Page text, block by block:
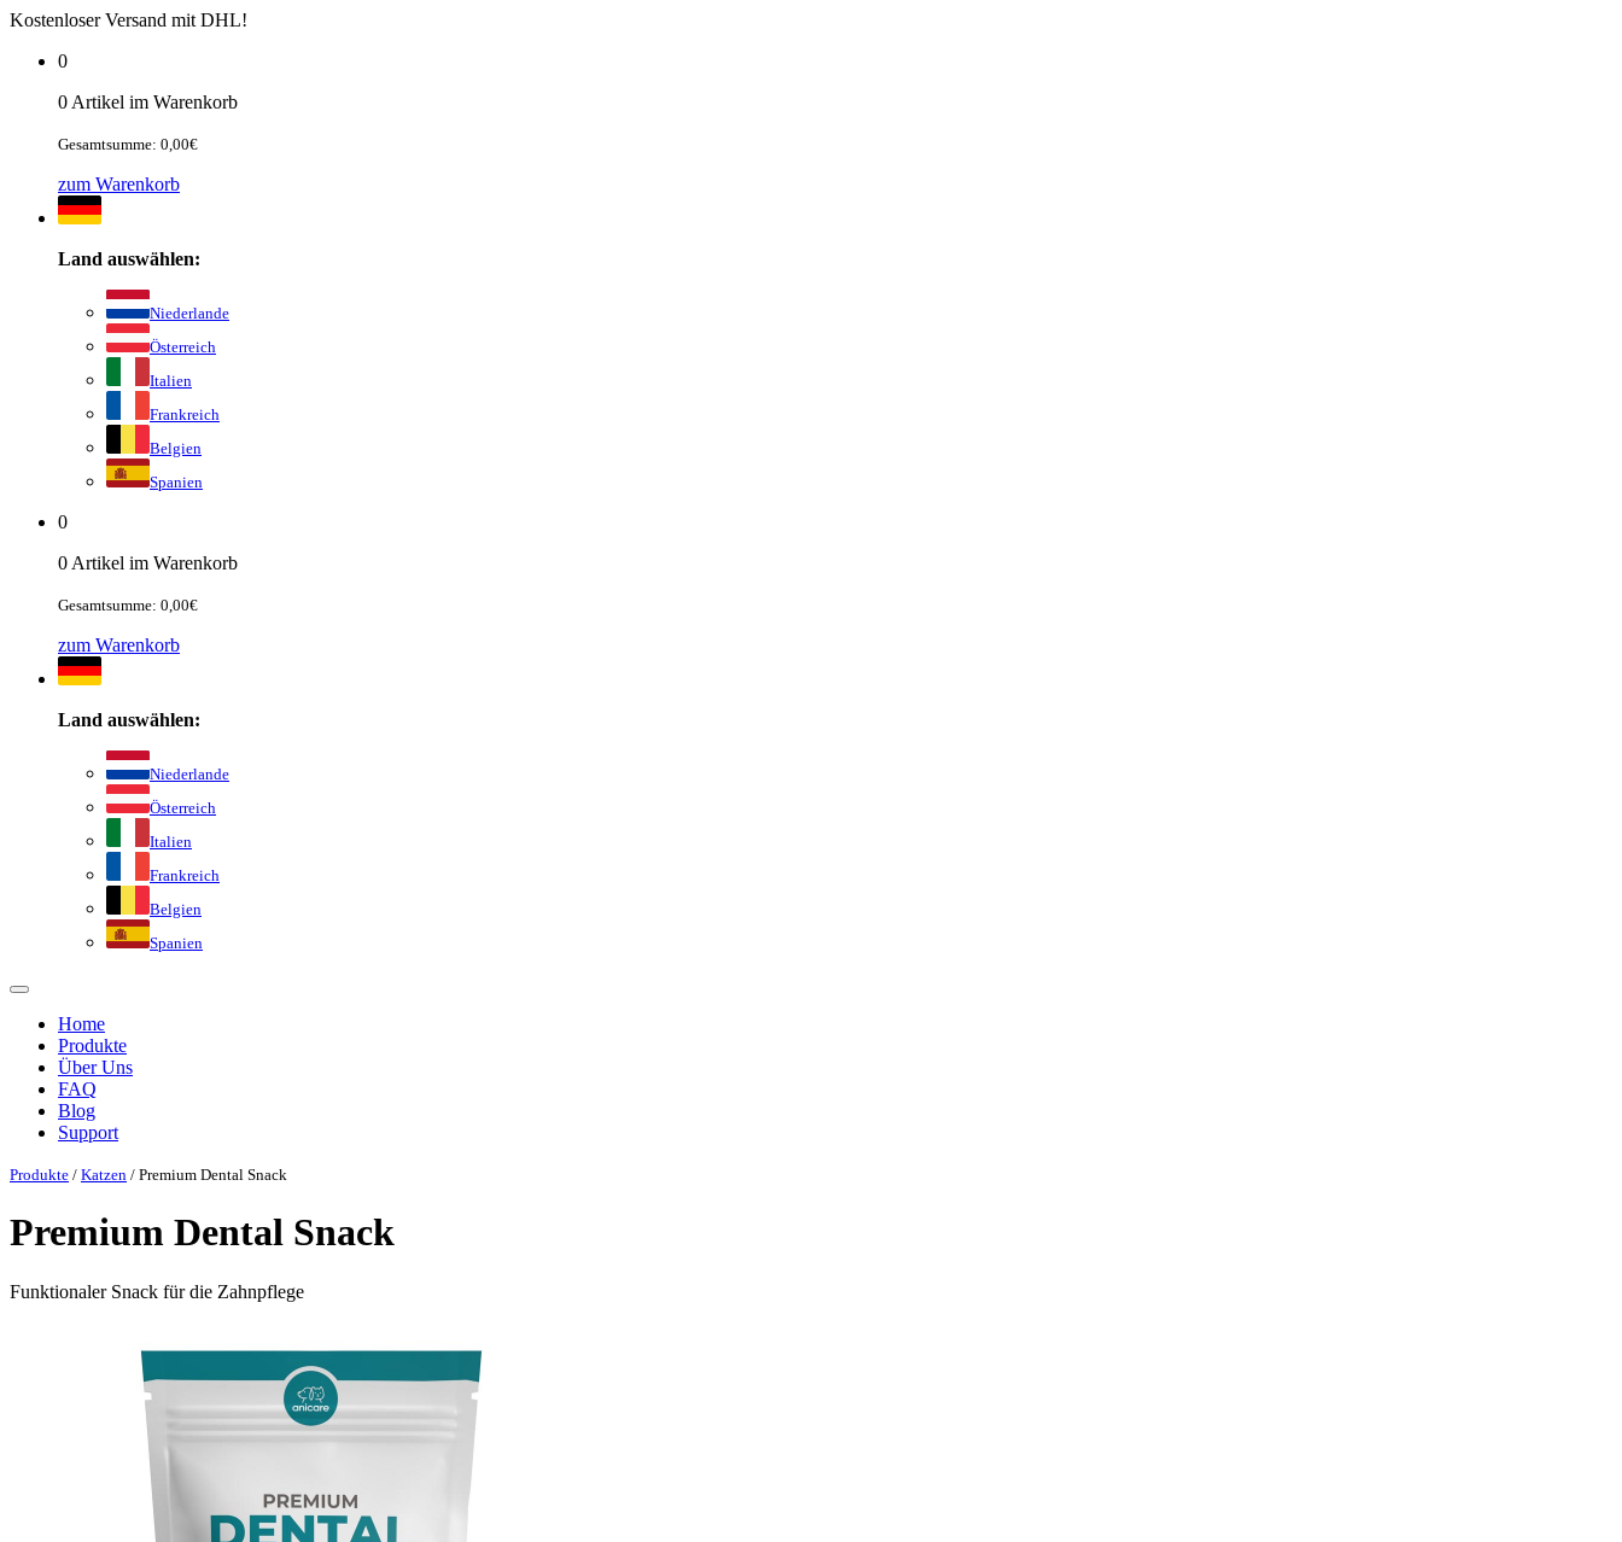
Kostenloser Versand mit DHL!
0
0 Artikel im Warenkorb
Gesamtsumme: 0,00€
zum Warenkorb
Land auswählen:
Niederlande
Österreich
Italien
Frankreich
Belgien
Spanien
0
0 Artikel im Warenkorb
Gesamtsumme: 0,00€
zum Warenkorb
Land auswählen:
Niederlande
Österreich
Italien
Frankreich
Belgien
Spanien
Home
Produkte
Über Uns
FAQ
Blog
Support
Produkte / Katzen / Premium Dental Snack
Premium Dental Snack
Funktionaler Snack für die Zahnpflege